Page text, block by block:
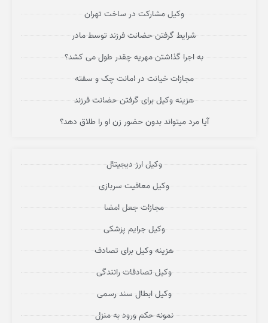
وکیل مشارکت در ساخت تهران
شرایط گرفتن حضانت فرزند توسط مادر
به اجرا گذاشتن مهریه چقدر طول می کشد؟
مجازات خیانت در امانت چک و سفته
هزینه وکیل برای گرفتن حضانت فرزند
آیا مرد میتواند بدون حضور زن او را طلاق دهد؟
وکیل ارز دیجیتال
وکیل معافیت سربازی
مجازات جعل امضا
وکیل جرایم پزشکی
هزینه وکیل برای تصادف
وکیل تصادفات رانندگی
وکیل ابطال سند رسمی
نمونه حکم ورود به منزل